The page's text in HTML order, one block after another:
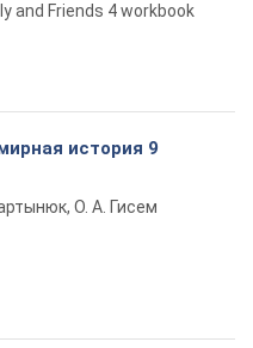
and Friends 4 workbook
история 9
О. А. Гисем